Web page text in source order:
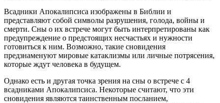
Всадники Апокалипсиса изображены в Библии и
представляют собой символы разрушения, голода, войны и
смерти. Сны о их встрече могут быть интерпретированы как
предупреждение о предстоящих несчастьях и нужности
готовиться к ним. Возможно, такие сновидения
предзнаменуют мировые катаклизмы или личные потрясения,
которые ждут человека в будущем.
Однако есть и другая точка зрения на сны о встрече с 4
всадниками Апокалипсиса. Некоторые считают, что эти
сновидения являются таинственным посланием,